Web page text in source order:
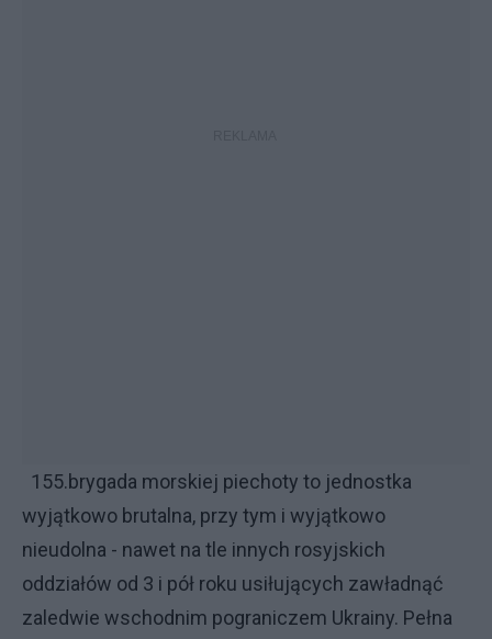
155.brygada morskiej piechoty to jednostka
wyjątkowo brutalna, przy tym i wyjątkowo
nieudolna - nawet na tle innych rosyjskich
oddziałów od 3 i pół roku usiłujących zawładnąć
zaledwie wschodnim pograniczem Ukrainy. Pełna